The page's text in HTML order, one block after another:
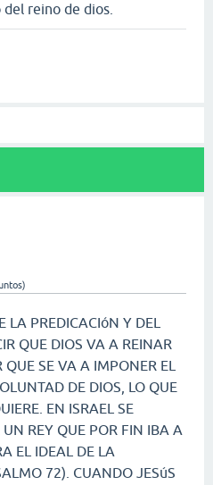
reino de dios.
LA PREDICACIóN Y DEL
QUE DIOS VA A REINAR
SE VA A IMPONER EL
DE DIOS, LO QUE
EN ISRAEL SE
REY QUE POR FIN IBA A
EL IDEAL DE LA
72). CUANDO JESúS